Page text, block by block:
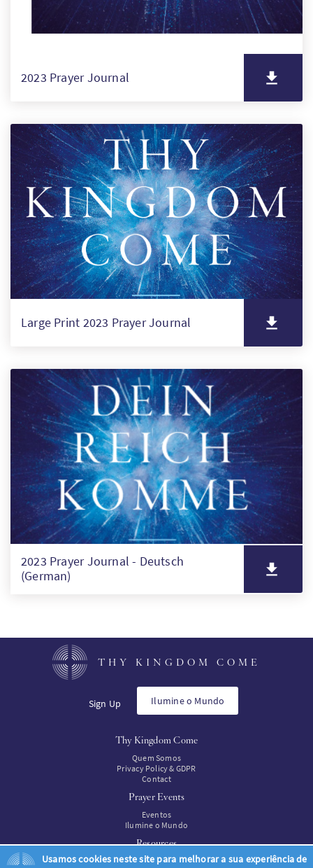
FI
2023 Prayer Journal
Large Print 2023 Prayer Journal
2023 Prayer Journal - Deutsch
(German)
THY KINGDOM COME
Sign Up Ilumine o Mundo
Thy Kingdom Come
Quem Somos
Privacy Policy & GDPR
Contact
Prayer Events
Eventos
Ilumine o Mundo
Resources
Recursos
Usamos cookies neste site para melhorar a sua experiência de